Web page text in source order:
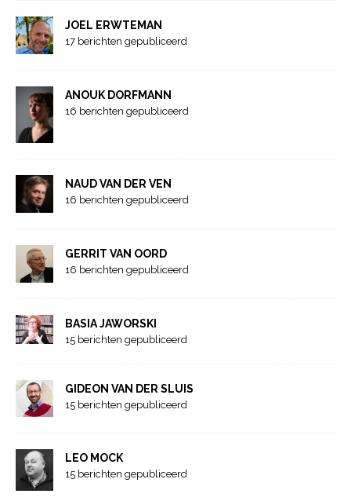
JOEL ERWTEMAN
17 berichten gepubliceerd
ANOUK DORFMANN
16 berichten gepubliceerd
NAUD VAN DER VEN
16 berichten gepubliceerd
GERRIT VAN OORD
16 berichten gepubliceerd
BASIA JAWORSKI
15 berichten gepubliceerd
GIDEON VAN DER SLUIS
15 berichten gepubliceerd
LEO MOCK
15 berichten gepubliceerd